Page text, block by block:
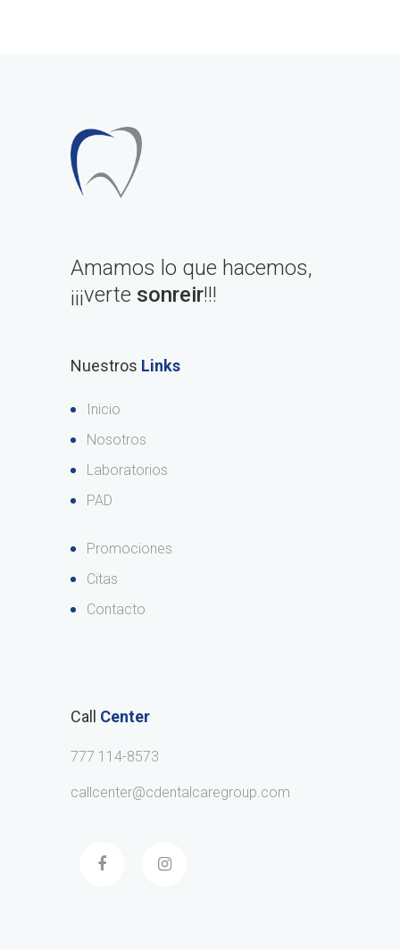
Amamos lo que hacemos,
¡¡¡verte sonreir!!!
Nuestros Links
Inicio
Nosotros
Laboratorios
PAD
Promociones
Citas
Contacto
Call Center
777 114-8573
callcenter@cdentalcaregroup.com